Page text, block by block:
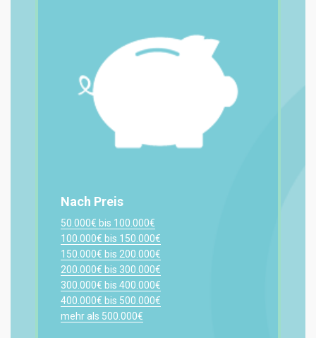
Nach Preis
50.000€ bis 100.000€
100.000€ bis 150.000€
150.000€ bis 200.000€
200.000€ bis 300.000€
300.000€ bis 400.000€
400.000€ bis 500.000€
mehr als 500.000€